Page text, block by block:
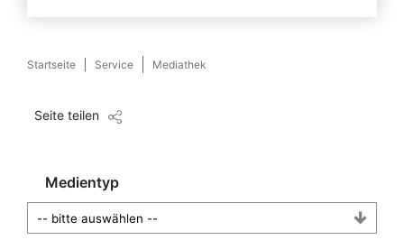
Startseite Service Mediathek
Seite teilen
Medientyp